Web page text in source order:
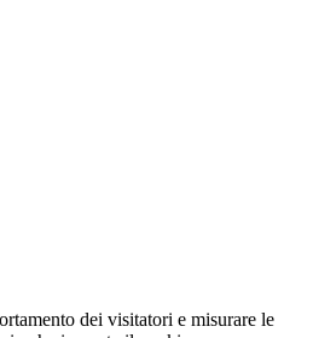
dei visitatori e misurare le